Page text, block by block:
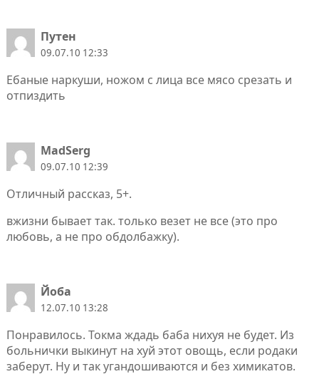
Путен
09.07.10 12:33
Ебаные наркуши, ножом с лица все мясо срезать и
отпиздить
MadSerg
09.07.10 12:39
Отличный рассказ, 5+.
вжизни бывает так. только везет не все (это про
любовь, а не про обдолбажку).
Йоба
12.07.10 13:28
Понравилось. Токма ждадь баба нихуя не будет. Из
больнички выкинут на хуй этот овощь, если родаки
заберут. Ну и так угандошиваются и без химикатов.